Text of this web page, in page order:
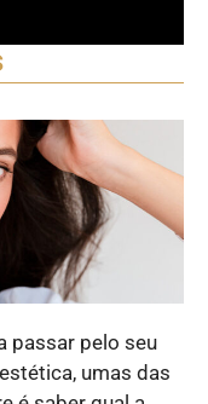
passar pelo seu
umas das